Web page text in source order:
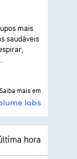
mais
saudáveis
Saiba mais em
hora